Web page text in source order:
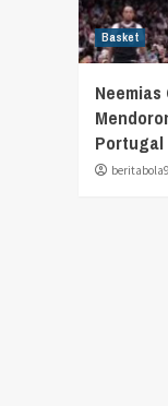
Basket
Portugal